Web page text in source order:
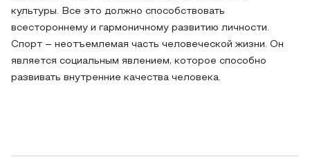
культуры. Все это должно способствовать
всестороннему и гармоничному развитию личности.
Спорт – неотъемлемая часть человеческой жизни. Он
является социальным явлением, которое способно
развивать внутренние качества человека.